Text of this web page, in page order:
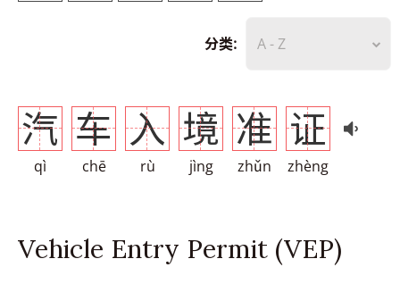
分类: A - Z
汽
qì
车
chē
入
rù
境
jìng
准
zhǔn
证
zhèng
Vehicle Entry Permit (VEP)